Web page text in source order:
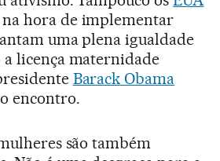
hora de implementar
uma plena igualdade
licença maternidade
Barack Obama
encontro.
são também